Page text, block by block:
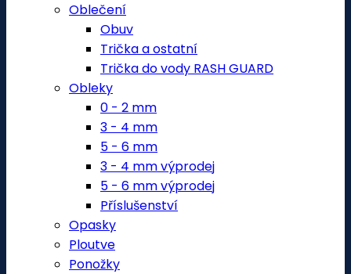
Oblečení
Obuv
Trička a ostatní
Trička do vody RASH GUARD
Obleky
0 - 2 mm
3 - 4 mm
5 - 6 mm
3 - 4 mm výprodej
5 - 6 mm výprodej
Příslušenství
Opasky
Ploutve
Ponožky